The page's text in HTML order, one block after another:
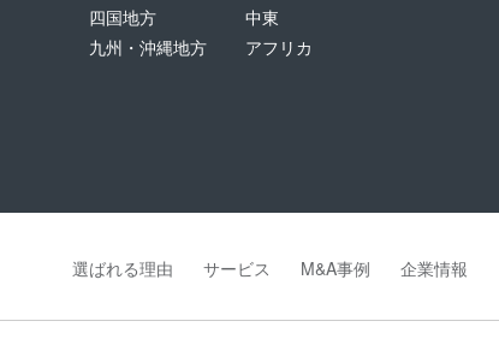
四国地方
九州・沖縄地方
中東
アフリカ
選ばれる理由 サービス M&A事例 企業情報